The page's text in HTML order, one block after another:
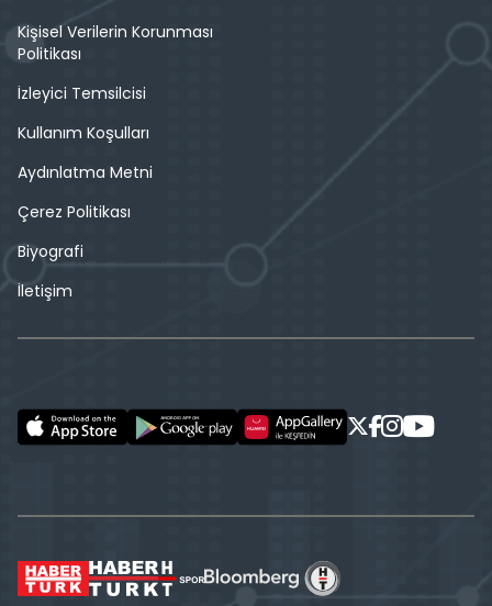
Kişisel Verilerin Korunması
Politikası
İzleyici Temsilcisi
Kullanım Koşulları
Aydınlatma Metni
Çerez Politikası
Biyografi
İletişim